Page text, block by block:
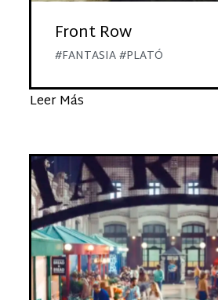
Front Row
#FANTASIA #PLATÓ
Leer Más